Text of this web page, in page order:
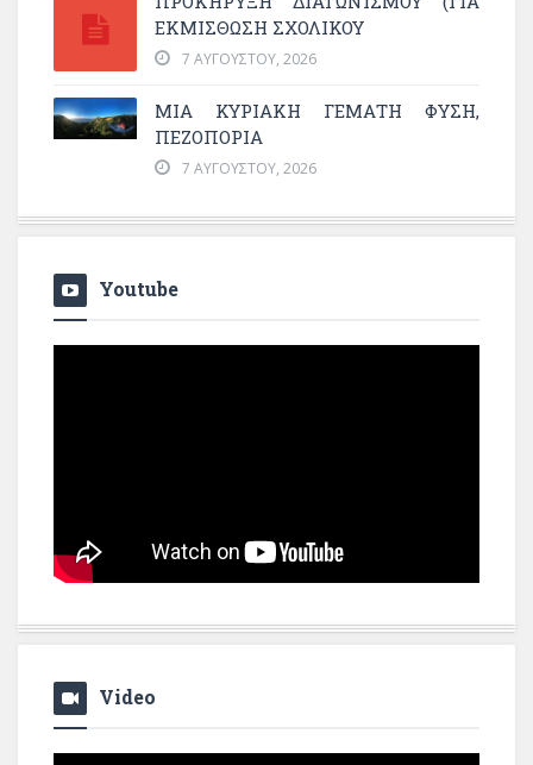
ΕΚΜΊΣΘΩΣΗ ΣΧΟΛΙΚΟΎ
7 ΑΥΓΟΎΣΤΟΥ, 2026
ΜΙΑ ΚΥΡΙΑΚΉ ΓΕΜΆΤΗ ΦΎΣΗ,
ΠΕΖΟΠΟΡΊΑ
7 ΑΥΓΟΎΣΤΟΥ, 2026
Youtube
Video